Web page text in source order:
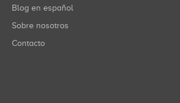
Blog en español
Sobre nosotros
Contacto